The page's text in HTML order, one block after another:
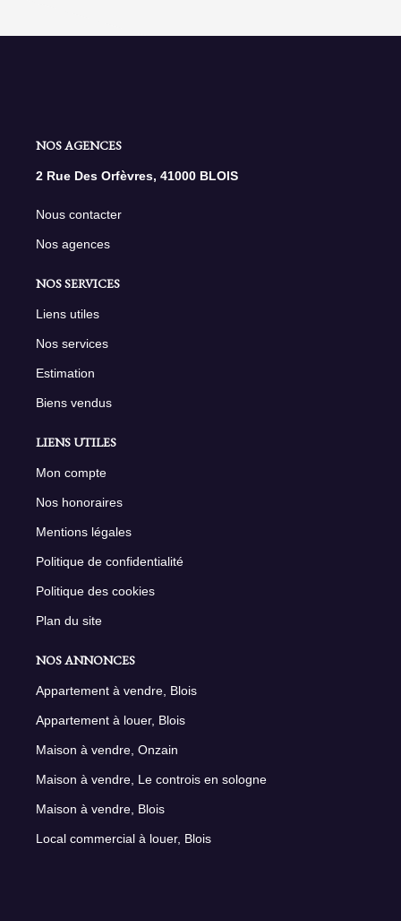
NOS AGENCES
2 Rue Des Orfèvres, 41000 BLOIS
Nous contacter
Nos agences
NOS SERVICES
Liens utiles
Nos services
Estimation
Biens vendus
LIENS UTILES
Mon compte
Nos honoraires
Mentions légales
Politique de confidentialité
Politique des cookies
Plan du site
NOS ANNONCES
Appartement à vendre, Blois
Appartement à louer, Blois
Maison à vendre, Onzain
Maison à vendre, Le controis en sologne
Maison à vendre, Blois
Local commercial à louer, Blois